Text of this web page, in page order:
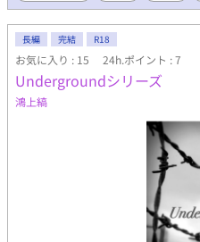
長編 完結 R18
お気に入り : 15 24h.ポイント : 7
Undergroundシリーズ
鴻上縞